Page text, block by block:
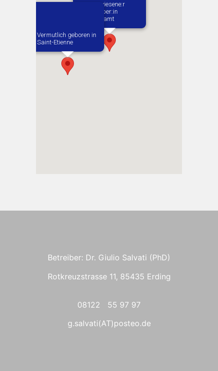
Vermutlich geboren in
Saint-Etienne
1. Zugewiesene:r
Arbeitgeber:in​
Luftzeugamt
Betreiber: Dr. Giulio Salvati (PhD)
Rotkreuzstrasse 11, 85435 Erding
08122 55 97 97
g.salvati(AT)posteo.de